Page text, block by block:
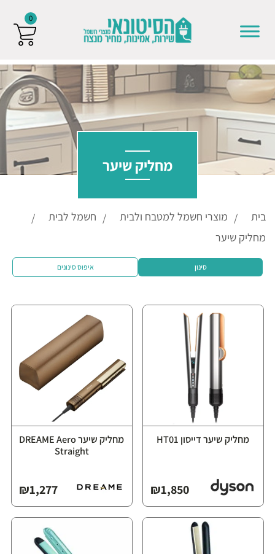
Skip to content
מחליק שיער
בית מוצרי חשמל למטבח ולבית
חשמל לבית
מחליק שיער
סינון איפוס סינונים
מחליק שיער דייסון HT01
₪1,850
מחליק שיער ⁦DREAME Aero
Straight⁩
₪1,277
0